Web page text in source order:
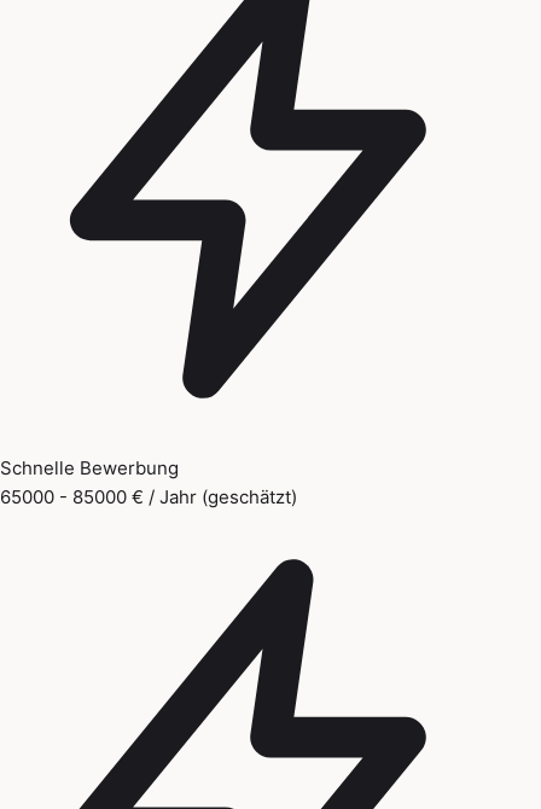
Schnelle Bewerbung
65000 - 85000 € / Jahr (geschätzt)